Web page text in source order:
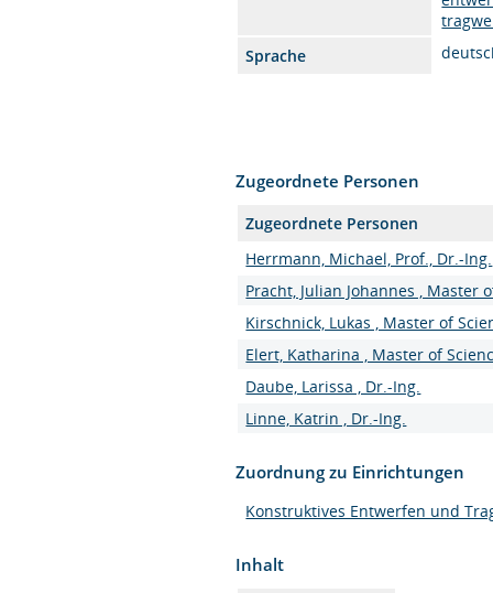
Sprache
Zugeordnete Personen
Zugeordnete Personen
Herrmann, Michael, Prof., Dr.-Ing.
Pracht, Julian Johannes , Master
Kirschnick, Lukas , Master of
Elert, Katharina , Master of
Daube, Larissa , Dr.-Ing.
Linne, Katrin , Dr.-Ing.
Zuordnung zu Einrichtungen
Konstruktives Entwerfen und
Inhalt